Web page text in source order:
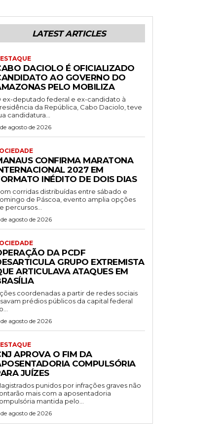
LATEST ARTICLES
DACIOLO É OFICIALIZADO
AO GOVERNO DO
PELO MOBILIZA
ex-deputado federal e ex-candidato à
da República, Cabo Daciolo, teve
candidatura...
agosto de 2026
CONFIRMA MARATONA
2027 EM
INÉDITO DE DOIS DIAS
corridas distribuídas entre sábado e
de Páscoa, evento amplia opções
percursos...
agosto de 2026
DA PCDF
GRUPO EXTREMISTA
ARTICULAVA ATAQUES EM
coordenadas a partir de redes sociais
prédios públicos da capital federal
agosto de 2026
APROVA O FIM DA
COMPULSÓRIA
JUÍZES
punidos por infrações graves não
mais com a aposentadoria
mantida pelo...
agosto de 2026